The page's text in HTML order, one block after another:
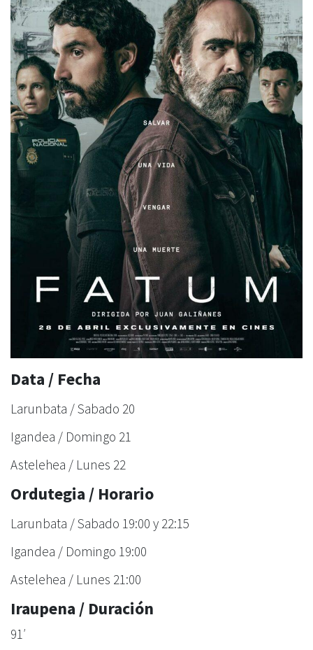
Data / Fecha
Larunbata / Sabado 20
Igandea / Domingo 21
Astelehea / Lunes 22
Ordutegia / Horario
Larunbata / Sabado 19:00 y 22:15
Igandea / Domingo 19:00
Astelehea / Lunes 21:00
Iraupena / Duración
91′